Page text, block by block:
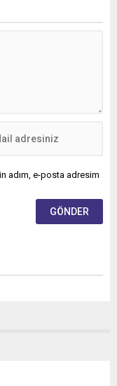
adım, e-posta adresim